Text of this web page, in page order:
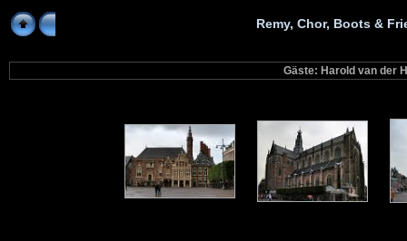
Remy, Chor, Boots &
Gäste: Harold van der